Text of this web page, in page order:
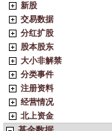
新股
交易数据
分红扩股
股本股东
大小非解禁
分类事件
注册资料
经营情况
北上资金